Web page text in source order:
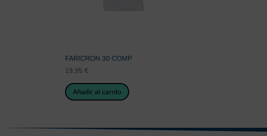
FARICRON 30 COMP
19,95€
Añadir al carrito